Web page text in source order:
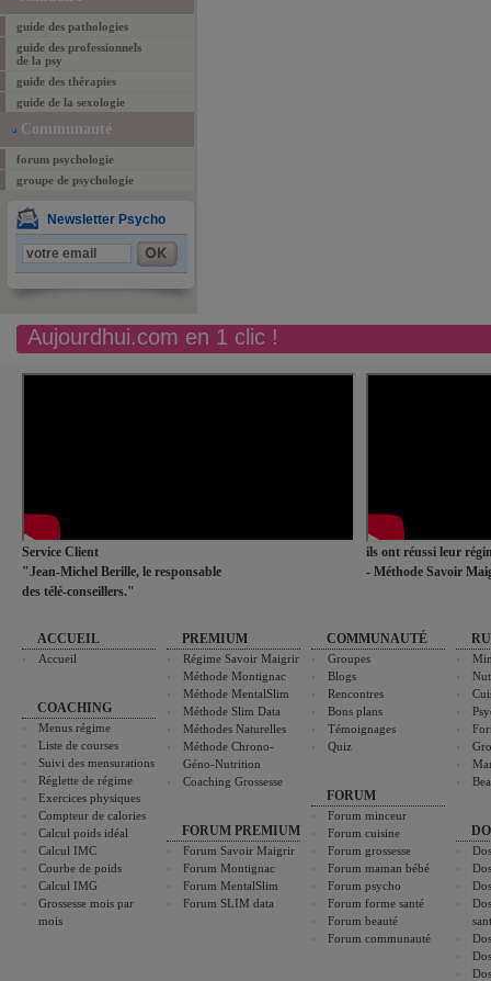
guide des pathologies
guide des professionnels
de la psy
guide des thérapies
guide de la sexologie
Communauté
forum psychologie
groupe de psychologie
Newsletter Psycho
Aujourdhui.com en 1 clic !
Service Client
"Jean-Michel Berille, le responsable
des télé-conseillers."
ils ont réussi leur
- Méthode Savoir
ACCUEIL
Accueil
COACHING
Menus régime
Liste de courses
Suivi des mensurations
Réglette de régime
Exercices physiques
Compteur de calories
Calcul poids idéal
Calcul IMC
Courbe de poids
Calcul IMG
Grossesse mois par
mois
PREMIUM
Régime Savoir Maigrir
Méthode Montignac
Méthode MentalSlim
Méthode Slim Data
Méthodes Naturelles
Méthode Chrono-
Géno-Nutrition
Coaching Grossesse
FORUM PREMIUM
Forum Savoir Maigrir
Forum Montignac
Forum MentalSlim
Forum SLIM data
COMMUNAUTÉ
Groupes
Blogs
Rencontres
Bons plans
Témoignages
Quiz
FORUM
Forum minceur
Forum cuisine
Forum grossesse
Forum maman bébé
Forum psycho
Forum forme santé
Forum beauté
Forum communauté